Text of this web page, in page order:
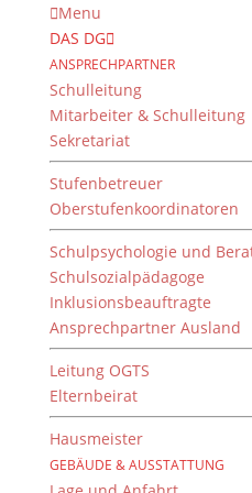
Menu
DAS DG
ANSPRECHPARTNER
Schulleitung
Mitarbeiter & Schulleitung
Sekretariat
Stufenbetreuer
Oberstufenkoordinatoren
Schulpsychologie und
Schulsozialpädagoge
Inklusionsbeauftragte
Ansprechpartner Ausland
Leitung OGTS
Elternbeirat
Hausmeister
GEBÄUDE & AUSSTATTUNG
Geschichte
erfahren,
erlaufen… –
Q11 nach
Buchenwald